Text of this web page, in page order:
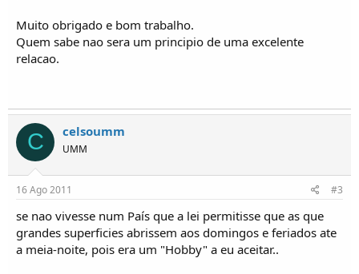
Muito obrigado e bom trabalho.
Quem sabe nao sera um principio de uma excelente
relacao.
C celsoumm
UMM
16 Ago 2011 #3
se nao vivesse num País que a lei permitisse que as que
grandes superficies abrissem aos domingos e feriados ate
a meia-noite, pois era um "Hobby" a eu aceitar..